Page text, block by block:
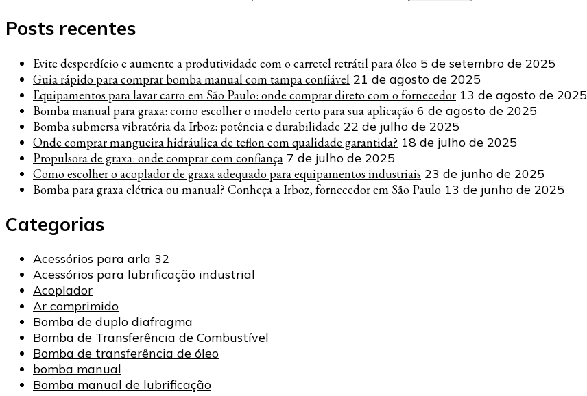
Posts recentes
Evite desperdício e aumente a produtividade com o carretel retrátil para óleo 5 de setembro de 2025
Guia rápido para comprar bomba manual com tampa confiável 21 de agosto de 2025
Equipamentos para lavar carro em São Paulo: onde comprar direto com o fornecedor 13 de agosto de 2025
Bomba manual para graxa: como escolher o modelo certo para sua aplicação 6 de agosto de 2025
Bomba submersa vibratória da Irboz: potência e durabilidade 22 de julho de 2025
Onde comprar mangueira hidráulica de teflon com qualidade garantida? 18 de julho de 2025
Propulsora de graxa: onde comprar com confiança 7 de julho de 2025
Como escolher o acoplador de graxa adequado para equipamentos industriais 23 de junho de 2025
Bomba para graxa elétrica ou manual? Conheça a Irboz, fornecedor em São Paulo 13 de junho de 2025
Categorias
Acessórios para arla 32
Acessórios para lubrificação industrial
Acoplador
Ar comprimido
Bomba de duplo diafragma
Bomba de Transferência de Combustível
Bomba de transferência de óleo
bomba manual
Bomba manual de lubrificação